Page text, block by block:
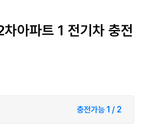
아파트 1 전기차 충전
충전가능 1 / 2